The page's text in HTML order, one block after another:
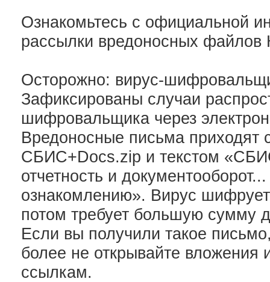
Ознакомьтесь с официальной
рассылки вредоносных файлов
Осторожно: вирус-
Зафиксированы случаи
шифровальщика через
Вредоносные письма приходят
СБИС+Docs.zip и текстом
отчетность и
ознакомлению». Вирус
потом требует большую сумму
Если вы получили такое
более не открывайте вложения
ссылкам.